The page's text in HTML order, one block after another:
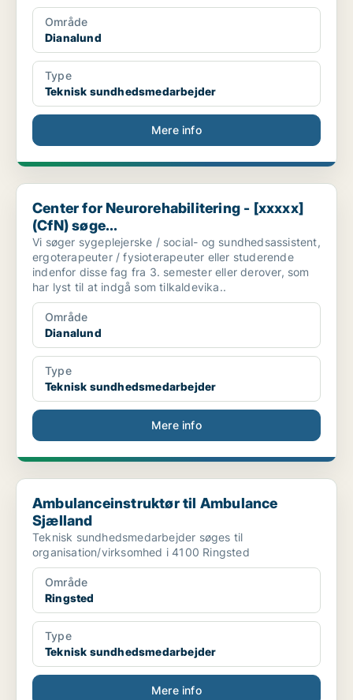
Område
Dianalund
Type
Teknisk sundhedsmedarbejder
Mere info
Center for Neurorehabilitering - [xxxxx](CfN) søge...
Center for Neurorehabilitering - [xxxxx]
(CfN) søge...
Vi søger sygeplejerske / social- og sundhedsassistent,
ergoterapeuter / fysioterapeuter eller studerende
indenfor disse fag fra 3. semester eller derover, som
har lyst til at indgå som tilkaldevika..
Område
Dianalund
Type
Teknisk sundhedsmedarbejder
Mere info
Ambulanceinstruktør til Ambulance Sjælland
Ambulanceinstruktør til Ambulance
Sjælland
Teknisk sundhedsmedarbejder søges til
organisation/virksomhed i 4100 Ringsted
Område
Ringsted
Type
Teknisk sundhedsmedarbejder
Mere info